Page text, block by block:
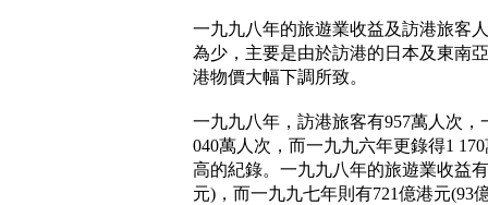
一九九八年的旅遊業收益及訪港旅客
為少，主要是由於訪港的日本及東南
港物價大幅下調所致。
一九九八年，訪港旅客有957萬人次，
040萬人次，而一九九六年更錄得1
高的紀錄。一九九八年的旅遊業收益
元)，而一九九七年則有721億港元(93